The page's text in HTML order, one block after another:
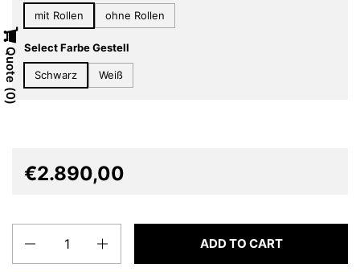
mit Rollen ohne Rollen
Select Farbe Gestell
Schwarz Weiß
€2.890,00
ADD TO CART
Quote
0